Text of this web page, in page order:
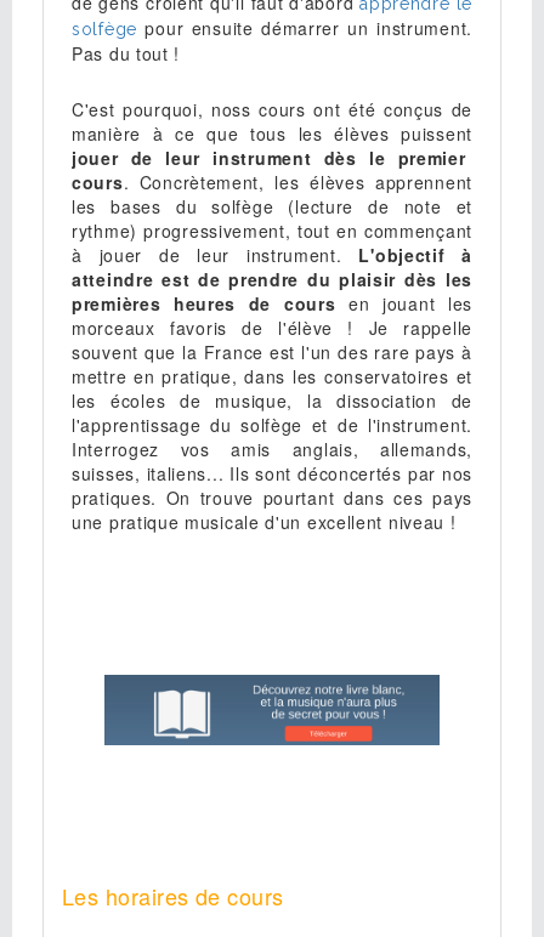
solfège pour ensuite démarrer un instrument.
Pas du tout !
C'est pourquoi, noss cours ont été conçus de
manière à ce que tous les élèves puissent
jouer de leur instrument dès le premier
cours. Concrètement, les élèves apprennent
les bases du solfège (lecture de note et
rythme) progressivement, tout en commençant
à jouer de leur instrument. L'objectif à
atteindre est de prendre du plaisir dès les
premières heures de cours en jouant les
morceaux favoris de l'élève ! Je rappelle
souvent que la France est l'un des rare pays à
mettre en pratique, dans les conservatoires et
les écoles de musique, la dissociation de
l'apprentissage du solfège et de l'instrument.
Interrogez vos amis anglais, allemands,
suisses, italiens... Ils sont déconcertés par nos
pratiques. On trouve pourtant dans ces pays
une pratique musicale d'un excellent niveau !
Les horaires de cours